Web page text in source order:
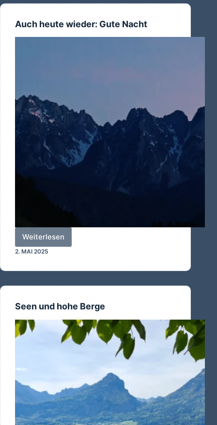
Auch heute wieder: Gute Nacht
Weiterlesen
Auch
heute
Nacht
2. MAI 2025
Seen und hohe Berge